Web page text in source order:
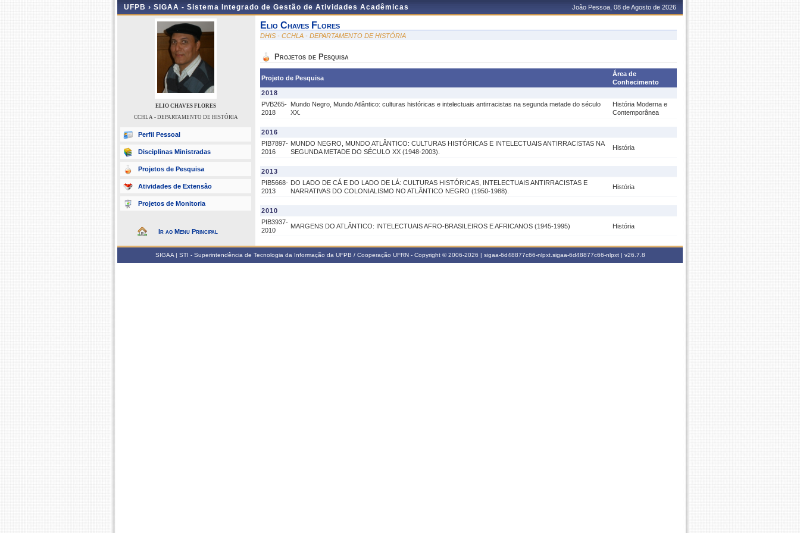
UFPB › SIGAA - Sistema Integrado de Gestão de Atividades Acadêmicas João Pessoa, 08 de Agosto de 2026
ELIO CHAVES FLORES
CCHLA - DEPARTAMENTO DE HISTÓRIA
Perfil Pessoal
Disciplinas Ministradas
Projetos de Pesquisa
Atividades de Extensão
Projetos de Monitoria
Ir ao Menu Principal
Elio Chaves Flores
DHIS - CCHLA - DEPARTAMENTO DE HISTÓRIA
Projetos de Pesquisa
Projeto de Pesquisa
Área de
Conhecimento
2018
PVB265-
2018
Mundo Negro, Mundo Atlântico: culturas históricas e intelectuais antirracistas na segunda metade do século
XX.
História Moderna e
Contemporânea
2016
PIB7897-
2016
MUNDO NEGRO, MUNDO ATLÂNTICO: CULTURAS HISTÓRICAS E INTELECTUAIS ANTIRRACISTAS NA
SEGUNDA METADE DO SÉCULO XX (1948-2003).
História
2013
PIB5668-
2013
DO LADO DE CÁ E DO LADO DE LÁ: CULTURAS HISTÓRICAS, INTELECTUAIS ANTIRRACISTAS E
NARRATIVAS DO COLONIALISMO NO ATLÂNTICO NEGRO (1950-1988).
História
2010
PIB3937-
2010
MARGENS DO ATLÂNTICO: INTELECTUAIS AFRO-BRASILEIROS E AFRICANOS (1945-1995) História
SIGAA | STI - Superintendência de Tecnologia da Informação da UFPB / Cooperação UFRN - Copyright © 2006-2026 | sigaa-6d48877c66-nlpxt.sigaa-6d48877c66-nlpxt | v26.7.8